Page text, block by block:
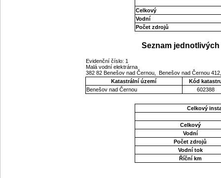
Celkový
Vodní
Počet zdrojů
Seznam
Evidenční číslo: 1
Malá vodní elektrárna
382 82 Benešov nad Černou, Benešov nad Černou
Katastrální území
Kód
Benešov nad Černou
602388
Celkový
Celkový
Vodní
Počet zdrojů
Vodní tok
Říční km